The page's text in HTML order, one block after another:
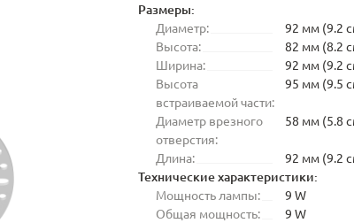
Размеры:
Диаметр:
92 мм (9.2
Высота:
82 мм (8.2
Ширина:
92 мм (9.2
Высота
встраиваемой части:
95 мм (9.5
Диаметр врезного
отверстия:
58 мм (5.8
Длина: 92 мм (9.2
Технические характеристики:
Мощность лампы:
9 W
Общая мощность:
9 W